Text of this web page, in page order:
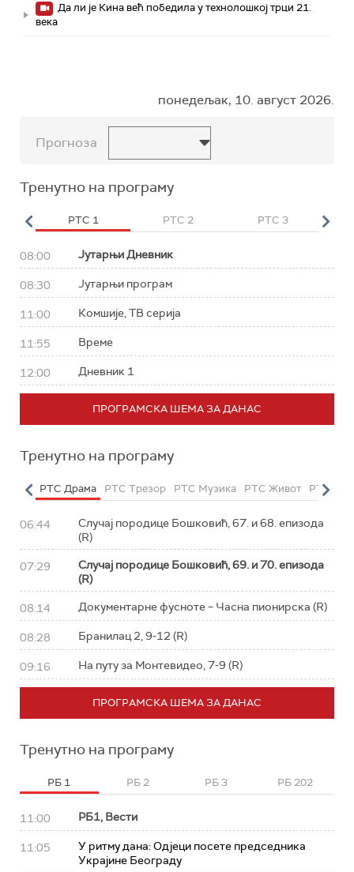
Да ли је Кина већ победила у технолошкој трци 21.
века
понедељак, 10. август 2026.
Прогноза
Тренутно на програму
РТС 1 РТС 2 РТС 3
08:00 Јутарњи Дневник
08:30 Јутарњи програм
11:00 Комшије, ТВ серија
11:55 Време
12:00 Дневник 1
ПРОГРАМСКА ШЕМА ЗА ДАНАС
Тренутно на програму
РТС Драма РТС Трезор РТС Музика РТС Живот РТС
06:44
Случај породице Бошковић, 67. и 68. епизода
(R)
07:29
Случај породице Бошковић, 69. и 70. епизода
(R)
08:14 Документарне фусноте – Часна пионирска (R)
08:28 Бранилац 2, 9-12 (R)
09:16 На путу за Монтевидео, 7-9 (R)
ПРОГРАМСКА ШЕМА ЗА ДАНАС
Тренутно на програму
РБ 1 РБ 2 РБ 3 РБ 202
11:00 РБ1, Вести
11:05
У ритму дана: Од‌јеци посете председника
Украјине Београду